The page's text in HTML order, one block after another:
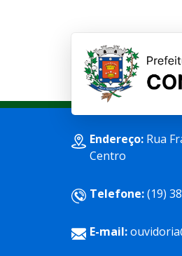
Endereço:Rua
Centro
Telefone:(19)
E-mail: